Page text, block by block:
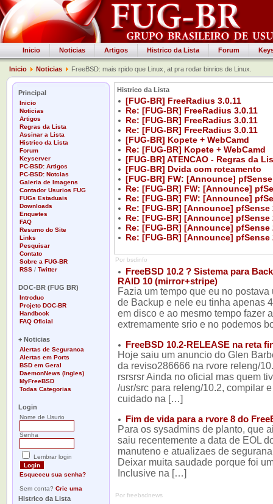
Inicio Noticias Artigos Histrico da Lista Forum
Inicio Noticias FreeBSD: mais rpido que Linux, at pra rodar binrios de Linux.
Principal
Inicio
Noticias
Artigos
Regras da Lista
Assinar a Lista
Histrico da Lista
Forum
Keyserver
PC-BSD: Artigos
PC-BSD: Notcias
Galeria de Imagens
Contador Usurios FUG
FUGs Estaduais
Downloads
Enquetes
FAQ
Resumo do Site
Links
Pesquisar
Contato
Sobre a FUG-BR
RSS / Twitter
DOC-BR (FUG BR)
Introduo
Projeto DOC-BR
Handbook
FAQ Oficial
+ Noticias
Alertas de Seguranca
Alertas em Ports
BSD em Geral
DaemonNews (Ingles)
MyFreeBSD
Todas Categorias
Login
Nome de Usurio
Senha
Lembrar login
Esqueceu sua senha?
Sem conta? Crie uma
Histrico da Lista
Histrico da Lista
[FUG-BR] FreeRadius 3.0.11
Re: [FUG-BR] FreeRadius 3.0.11
Re: [FUG-BR] FreeRadius 3.0.11
Re: [FUG-BR] FreeRadius 3.0.11
[FUG-BR] Kopete + WebCamd
Re: [FUG-BR] Kopete + WebCamd
[FUG-BR] ATENCAO - Regras da
[FUG-BR] Dvida com roteamento
[FUG-BR] FW: [Announce]
Re: [FUG-BR] FW: [Announce]
Re: [FUG-BR] FW: [Announce]
Re: [FUG-BR] [Announce] pfSense
Re: [FUG-BR] [Announce] pfSense
Re: [FUG-BR] [Announce] pfSense
Re: [FUG-BR] [Announce] pfSense
Por bsdinfo
FreeBSD 10.2 ? Sistema para
RAID 10 (mirror+stripe)
Fazia um tempo que eu no
de Backup e nele eu tinha apenas
em disco e ao mesmo tempo fazer
extremamente srio e no podemos
FreeBSD 10.2-RELEASE na reta
Hoje saiu um anuncio do Glen
da reviso286666 na rvore releng/
rsrsrsr Ainda no oficial mas quem
/usr/src para releng/10.2, compilar
cuidado na […]
Fim de vida para a rvore 8 do
Para os sysadmins de planto, que
saiu recentemente a data de EOL
manuteno e atualizaes de
Deixar muita saudade porque foi
Inclusive na […]
Por freebsdnews